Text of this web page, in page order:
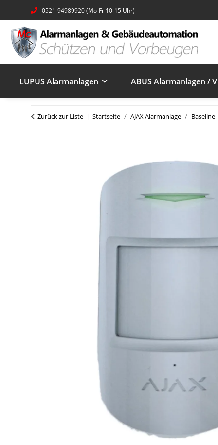
0521-94989920 (Mo-Fr 10-15 Uhr)
LUPUS Alarmanlagen ABUS Alarmanlagen /
Zurück zur Liste Startseite AJAX Alarmanlage Baseline